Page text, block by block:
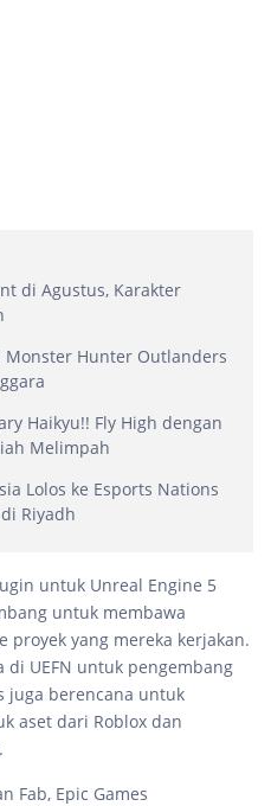
di Agustus, Karakter
Monster Hunter Outlanders
Haikyu!! Fly High dengan
Melimpah
Lolos ke Esports Nations
Riyadh
untuk Unreal Engine 5
untuk membawa
proyek yang mereka kerjakan.
UEFN untuk pengembang
juga berencana untuk
aset dari Roblox dan
Fab, Epic Games